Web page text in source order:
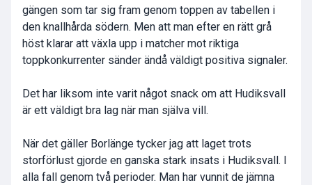
gängen som tar sig fram genom toppen av tabellen i
den knallhårda södern. Men att man efter en rätt grå
höst klarar att växla upp i matcher mot riktiga
toppkonkurrenter sänder ändå väldigt positiva signaler.
Det har liksom inte varit något snack om att Hudiksvall
är ett väldigt bra lag när man själva vill.
När det gäller Borlänge tycker jag att laget trots
storförlust gjorde en ganska stark insats i Hudiksvall. I
alla fall genom två perioder. Man har vunnit de jämna